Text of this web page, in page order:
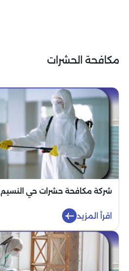
مكافحة الحشرات
شركة مكافحة حشرات حي
اقرأ المزيد